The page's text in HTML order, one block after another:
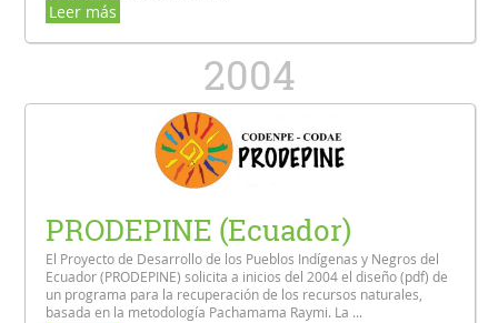
Leer más
2004
PRODEPINE (Ecuador)
El Proyecto de Desarrollo de los Pueblos Indígenas y Negros del
Ecuador (PRODEPINE) solicita a inicios del 2004 el diseño (pdf) de
un programa para la recuperación de los recursos naturales,
basada en la metodología Pachamama Raymi. La ...